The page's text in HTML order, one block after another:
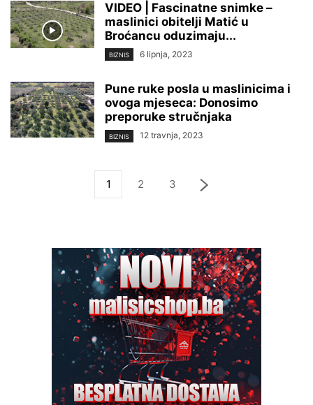
VIDEO | Fascinatne snimke –
maslinici obitelji Matić u
Broćancu oduzimaju...
BIZNIS 6 lipnja, 2023
Pune ruke posla u maslinicima i
ovoga mjeseca: Donosimo
preporuke stručnjaka
BIZNIS 12 travnja, 2023
1 2 3